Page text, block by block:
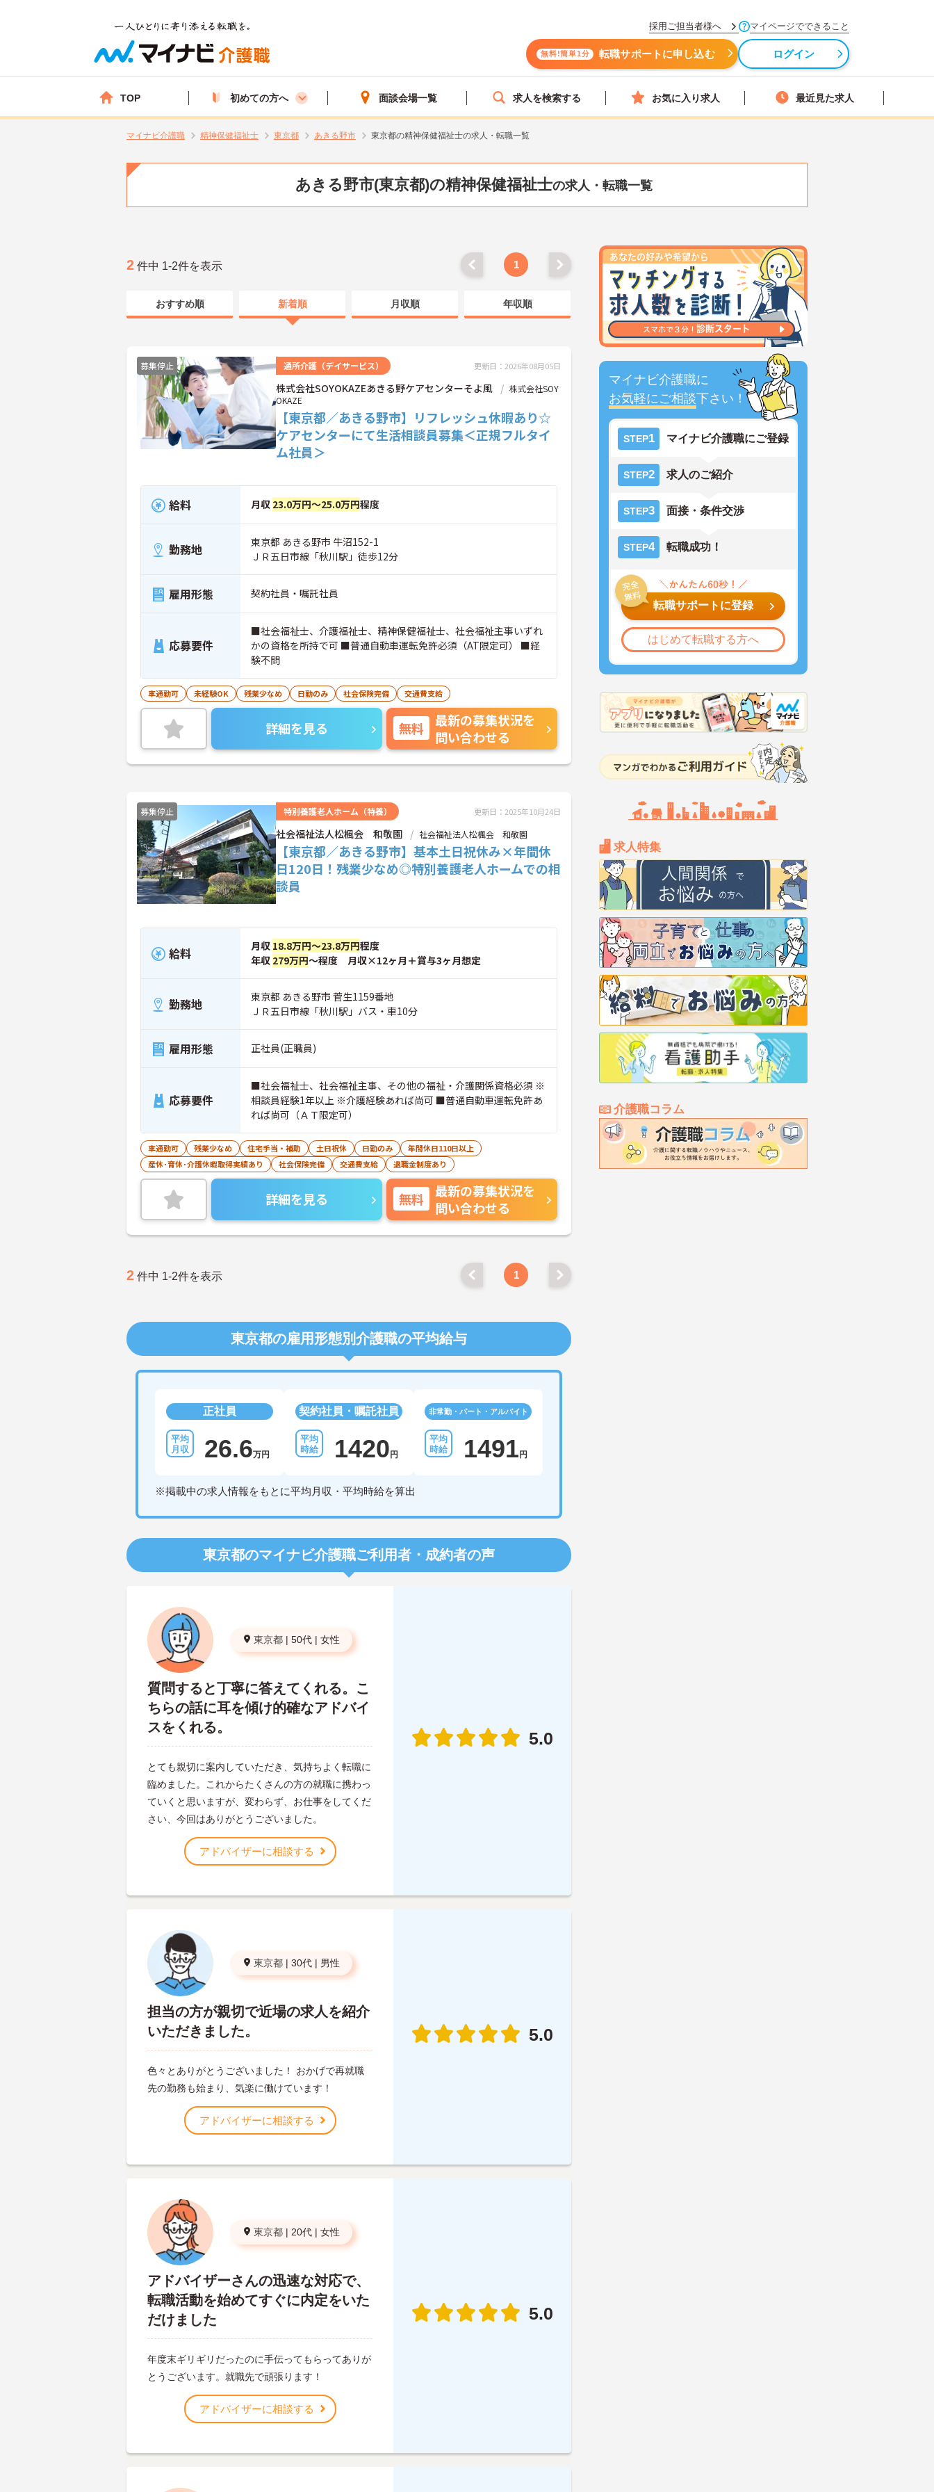
採用ご担当者様へ マイページでできること
無料!簡単1分 転職サポートに申し込む ログイン
TOP 初めての方へ 面談会場一覧 求人を検索する お気に入り求人 最近見た求人
マイナビ介護職 精神保健福祉士 東京都 あきる野市 東京都の精神保健福祉士の求人・転職一覧
あきる野市(東京都)の精神保健福祉士の求人・転職一覧
マイナビ介護職に
お気軽にご相談下さい！
STEP1 マイナビ介護職にご登録
STEP2 求人のご紹介
STEP3 面接・条件交渉
STEP4 転職成功！
転職サポートに登録
はじめて転職する方へ
求人特集
介護職コラム
2 件中 1-2件を表示 1
おすすめ順 新着順 月収順 年収順
募集停止 通所介護（デイサービス） 更新日：2026年08月05日
株式会社SOYOKAZEあきる野ケアセンターそよ風
株式会社SOY
OKAZE
【東京都／あきる野市】リフレッシュ休暇あり☆
ケアセンターにて生活相談員募集＜正規フルタイ
ム社員＞
給料 月収 23.0万円～25.0万円程度
勤務地
東京都 あきる野市 牛沼152-1
ＪＲ五日市線「秋川駅」徒歩12分
雇用形態 契約社員・嘱託社員
応募要件
■社会福祉士、介護福祉士、精神保健福祉士、社会福祉主事いずれ
かの資格を所持で可 ■普通自動車運転免許必須（AT限定可） ■経
験不問
車通勤可 未経験OK 残業少なめ 日勤のみ 社会保険完備 交通費支給
詳細を見る 無料
最新の募集状況を
問い合わせる
募集停止 特別養護老人ホーム（特養） 更新日：2025年10月24日
社会福祉法人松楓会 和敬園 社会福祉法人松楓会 和敬園
【東京都／あきる野市】基本土日祝休み×年間休
日120日！残業少なめ◎特別養護老人ホームでの相
談員
給料 月収 18.8万円～23.8万円程度
年収 279万円～程度 月収×12ヶ月＋賞与3ヶ月想定
勤務地
東京都 あきる野市 菅生1159番地
ＪＲ五日市線「秋川駅」バス・車10分
雇用形態 正社員(正職員)
応募要件
■社会福祉士、社会福祉主事、その他の福祉・介護関係資格必須 ※
相談員経験1年以上 ※介護経験あれば尚可 ■普通自動車運転免許あ
れば尚可（ＡＴ限定可）
車通勤可 残業少なめ 住宅手当・補助 土日祝休 日勤のみ
年間休日110日以上
産休･育休･介護休暇取得実績あり
社会保険完備 交通費支給 退職金制度あり
詳細を見る 無料
最新の募集状況を
問い合わせる
2 件中 1-2件を表示 1
東京都の雇用形態別介護職の平均給与
正社員
26.6万円
契約社員・嘱託社員
1420 円
非常勤・パート・アルバイト
1491 円
※掲載中の求人情報をもとに平均月収・平均時給を算出
東京都のマイナビ介護職ご利用者・成約者の声
東京都 | 50代 | 女性
質問すると丁寧に答えてくれる。こ
ちらの話に耳を傾け的確なアドバイ
スをくれる。
とても親切に案内していただき、気持ちよく転職に
臨めました。これからたくさんの方の就職に携わっ
ていくと思いますが、変わらず、お仕事をしてくだ
さい、今回はありがとうございました。
アドバイザーに相談する
5.0
東京都 | 30代 | 男性
担当の方が親切で近場の求人を紹介
いただきました。
色々とありがとうございました！ おかげで再就職
先の勤務も始まり、気楽に働けています！
アドバイザーに相談する
5.0
東京都 | 20代 | 女性
アドバイザーさんの迅速な対応で、
転職活動を始めてすぐに内定をいた
だけました
年度末ギリギリだったのに手伝ってもらってありが
とうございます。就職先で頑張ります！
アドバイザーに相談する
5.0